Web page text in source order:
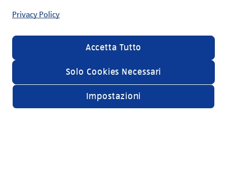
Resta sempre aggiornato sul
Acconsento alle condizioni e ai termini di servizio e
desidero ricevere informazioni sulla gamma di
prodotti e servizi offerti da ALDI srl via email nella mia
casella di posta, a tal fine presto il mio consenso al
Privacy Policy
Impostazioni
Solo Cookies Necessari
Accetta Tutto